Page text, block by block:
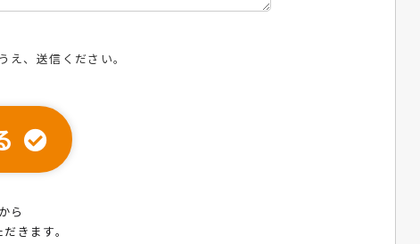
え、送信ください。
ら
きます。